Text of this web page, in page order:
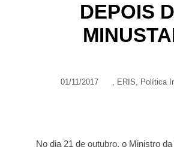
DEPOIS
01/11/2017 , ERIS, Política
No dia 21 de outubro, o Ministro